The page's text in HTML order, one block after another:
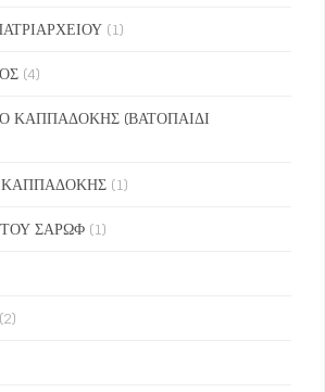
(1)
(4)
ΚΑΠΠΑΔΟΚΗΣ (ΒΑΤΟΠΑΙΔΙ
ΚΑΠΠΑΔΟΚΗΣ (1)
ΣΑΡΩΦ (1)
(2)